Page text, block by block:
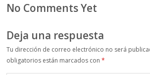
No Comments Yet
Deja una respuesta
Tu dirección de correo electrónico no será
obligatorios están marcados con*